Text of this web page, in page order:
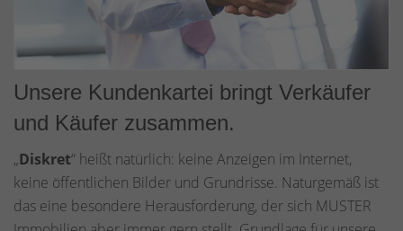
Unsere Kundenkartei bringt Verkäufer
und Käufer zusammen.
„Diskret“ heißt natürlich: keine Anzeigen im Internet,
keine öffentlichen Bilder und Grundrisse. Naturgemäß ist
das eine besondere Herausforderung, der sich MUSTER